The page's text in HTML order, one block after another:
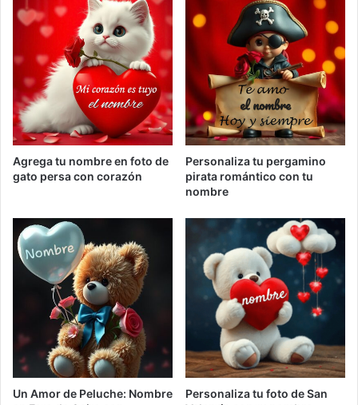
Agrega tu nombre en foto de
gato persa con corazón
Personaliza tu pergamino
pirata romántico con tu
nombre
Un Amor de Peluche: Nombre
Personaliza tu foto de San